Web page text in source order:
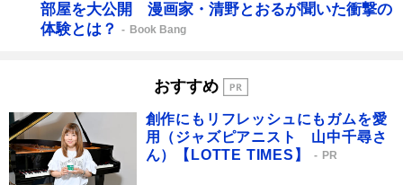
部屋を大公開 漫画家・清野とおるが聞いた衝撃の
体験とは？
Book Bang
おすすめ
創作にもリフレッシュにもガムを愛
用（ジャズピアニスト 山中千尋さ
ん）【LOTTE TIMES】
PR